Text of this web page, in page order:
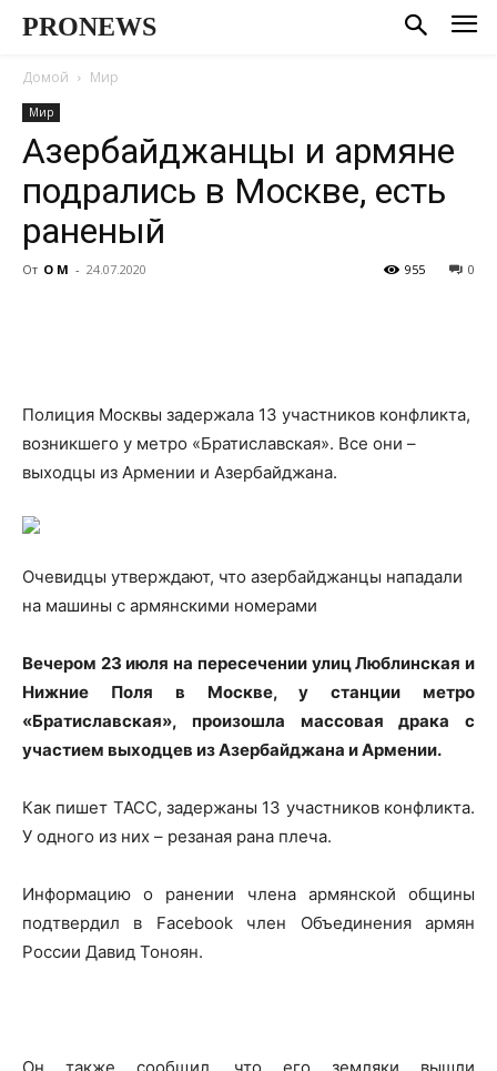
PRONEWS
Домой Мир
Мир
Азербайджанцы и армяне
подрались в Москве, есть
раненый
От О М - 24.07.2020 0
955
Полиция Москвы задержала 13 участников конфликта,
возникшего у метро «Братиславская». Все они –
выходцы из Армении и Азербайджана.
Очевидцы утверждают, что азербайджанцы нападали
на машины с армянскими номерами
Вечером 23 июля на пересечении улицЛюблинская и
Нижние Поля в Москве, у станции метро
«Братиславская», произошла массовая драка с
участием выходцев из Азербайджана и Армении.
Как пишет ТАСС, задержаны 13 участников конфликта.
У одного из них – резаная рана плеча.
Информацию о ранении члена армянской общины
подтвердил в Facebook член Объединения армян
России Давид Тоноян.
Он также сообщил, что его земляки вышли